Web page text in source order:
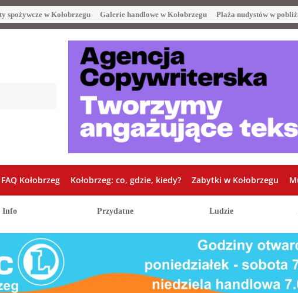
spożywcze w Kołobrzegu Galerie handlowe w Kołobrzegu Plaża nudystów w
FAQ Kołobrzeg Kołobrzeg: co, gdzie, kiedy? Zabytki w Kołobrzegu
Info Przydatne Ludzie